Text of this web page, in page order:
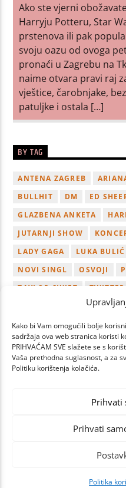
Kako bi Vam omogućili bolje
sadržaja ova web stranica koristi
PRIHVAĆAM SVE slažete se s
Vaša prethodna suglasnost, a za
Politiku korištenja kolačića.
Prihvati
Prihvati
Politika
Ako ste vjerni
Harryju Potteru, Star
prstenova ili pak
svoju oazu od ovoga
pronaći u Zagrebu na
naime otvara pravi raj
vještice, čarobnjake,
patuljke i ostala […]
BY TAG
ANTENA ZAGREB
BULLHIT
DM ED
GLAZBENA ANKETA
JUTARNJI SHOW
LADY GAGA
LUKA BULIĆ
NOVI SINGL
OSVOJI
TAYLOR SWIFT
TWITTER